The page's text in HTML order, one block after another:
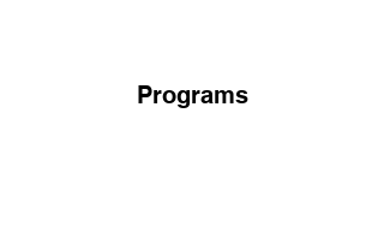
Programs